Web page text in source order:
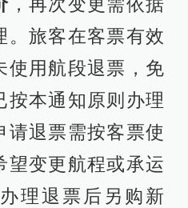
，再次变更需依据
。旅客在客票有效
使用航段退票，免
按本通知原则办理
请退票需按客票使
望变更航程或承运
理退票后另购新